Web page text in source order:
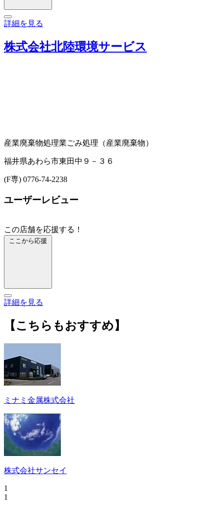
詳細を見る
株式会社北陸環境サービス
産業廃棄物処理業ごみ処理（産業廃棄物）
福井県あわら市東田中９－３６
(F専) 0776-74-2238
ユーザーレビュー
この店舗を応援する！
ここから応援
詳細を見る
【こちらもおすすめ】
ミナミ金属株式会社
株式会社サンセイ
1
1